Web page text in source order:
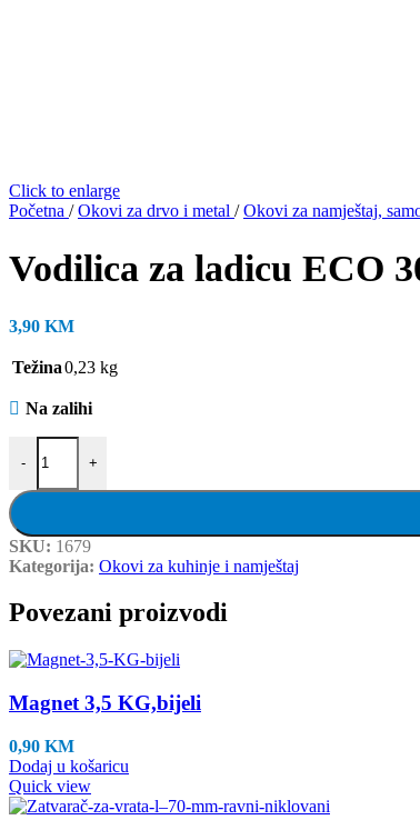
Click to enlarge
Početna / Okovi za drvo i metal / Okovi za namještaj,
Vodilica za ladicu ECO
3,90 KM
Težina0,23 kg
Na zalihi
-
Vodilica za ladicu ECO 300 mm, bijela, par količina
+
SKU: 1679
Kategorija: Okovi za kuhinje i namještaj
Povezani proizvodi
Magnet 3,5 KG,bijeli
0,90 KM
Dodaj u košaricu
Quick view